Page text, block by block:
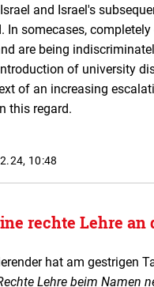
and Israel's
In somecases,
are being
of university
of an increasing
this regard.
10:48
rechte Lehre an
hat am gestrigen
Lehre beim Namen